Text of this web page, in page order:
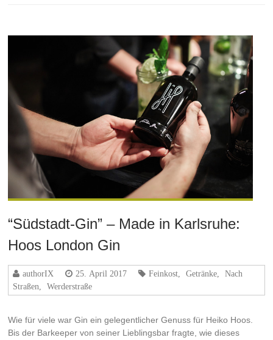
“Südstadt-Gin” – Made in Karlsruhe:
Hoos London Gin
authorIX 25. April 2017 Feinkost Getränke
Nach
Straßen
Werderstraße
Wie für viele war Gin ein gelegentlicher Genuss für Heiko Hoos.
Bis der Barkeeper von seiner Lieblingsbar fragte, wie dieses